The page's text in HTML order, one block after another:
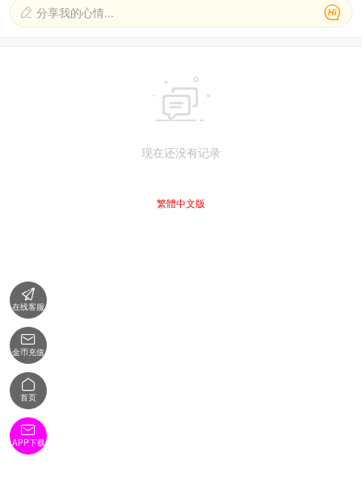

 分享我的心情...

现在还没有记录
繁體中文版

在线客服

金币充值

首页

APP下载